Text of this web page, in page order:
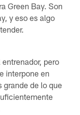
Green Bay. Son
y eso es algo
pero
interpone en
grande de lo que